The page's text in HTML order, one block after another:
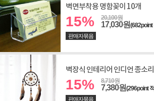
벽면부착용 명함꽂이 10개
15% 20,100원
17,030원(682point
판매자묶음
벽장식 인테리어 인디언 종소
15% 8,710원
7,380원(296point
판매자묶음